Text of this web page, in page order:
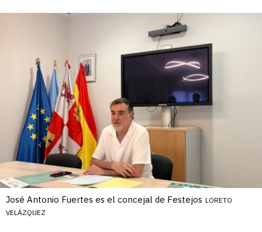
José Antonio Fuertes es el concejal de Festejos LORETO
VELÁZQUEZ